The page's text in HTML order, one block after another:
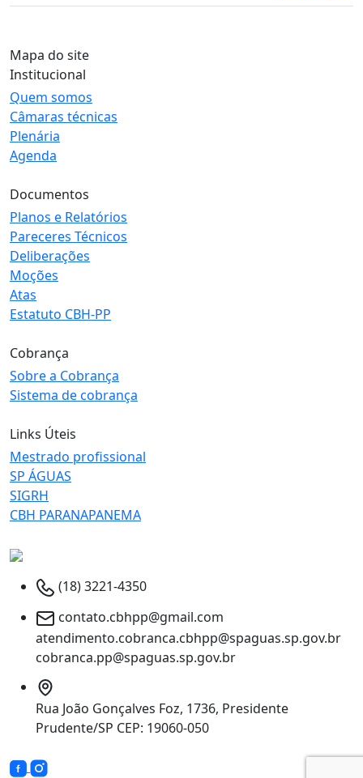
Mapa do site
Institucional
Quem somos
Câmaras técnicas
Plenária
Agenda
Documentos
Planos e Relatórios
Pareceres Técnicos
Deliberações
Moções
Atas
Estatuto CBH-PP
Cobrança
Sobre a Cobrança
Sistema de cobrança
Links Úteis
Mestrado profissional
SP ÁGUAS
SIGRH
CBH PARANAPANEMA
(18) 3221-4350
contato.cbhpp@gmail.com
atendimento.cobranca.cbhpp@spaguas.sp.gov.br
cobranca.pp@spaguas.sp.gov.br
Rua João Gonçalves Foz, 1736, Presidente
Prudente/SP CEP: 19060-050